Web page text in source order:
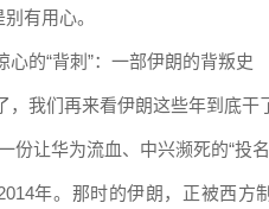
有用心。
心的“背刺”：一部伊朗的背叛史
，我们再来看伊朗这些年到底
份让华为流血、中兴濒死的“投
年。那时的伊朗，正被西